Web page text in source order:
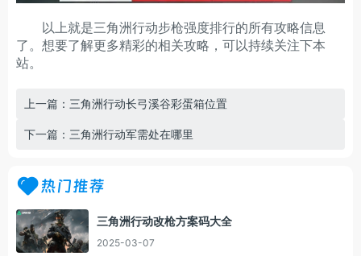
以上就是三角洲行动步枪强度排行的所有攻略信息
了。想要了解更多精彩的相关攻略，可以持续关注下本
站。
上一篇：三角洲行动长弓溪谷彩蛋箱位置
下一篇：三角洲行动军需处在哪里
热门推荐
三角洲行动改枪方案码大全
2025-03-07